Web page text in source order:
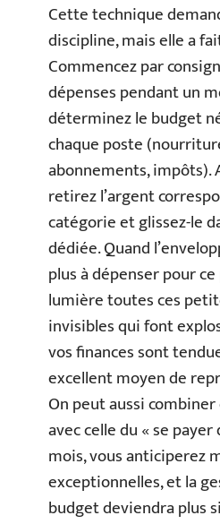
Cette technique
discipline, mais elle a
Commencez par
dépenses pendant un
déterminez le budget
chaque poste
abonnements, impôts).
retirez l’argent
catégorie et glissez-le
dédiée. Quand
plus à dépenser pour
lumière toutes ces
invisibles qui font
vos finances sont
excellent moyen de
On peut aussi
avec celle du « se payer
mois, vous anticiperez
exceptionnelles, et la
budget deviendra plus